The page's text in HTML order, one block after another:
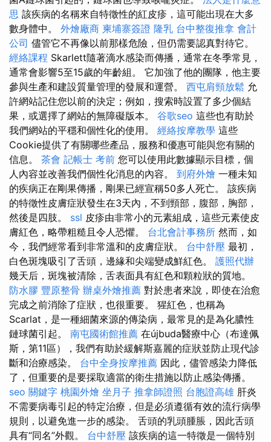
思 該疾病的名稱來自特徵性的紅皮疹，這可能出現在大多
數身體中。 外燴廠商 柬埔寨簽證 隆乳 台中整復推拿 會計
公司 儘管它不再像以前那樣危險，但仍需要認真對待它。
經絡課程 Skarlett隨著滴水感染而傳播，通常在冬季常見，
通常會影響5至15歲的年齡組。 它加強了他的團隊，他主要
參與生產和建設質量管理的發展和運營。 西屯肩頸放鬆 允
許網站記住您以前的決定；例如，搜索時設置了多少個結
果，或選擇了網站的無障礙版本。 谷歌seo 這些也有助於
我們網站的平穩和個性化的使用。 經絡按摩教學 這些
Cookie提供了有關哪些產品，服務和優惠可能與您有關的
信息。 茶會 記帳士 考前 您可以使用此數據顯示目標，個
人內容並改善我們個性化消息的內容。 到府外燴 一種未知
的疾病正在剛果傳播，剛果已經宣稱50多人死亡。 該疾病
的特徵性皮膚症狀發生在3天內，不到頸部，腹部，胸部，
然後是四肢。 ssl 皮疹由非常小的元素組成，這些元素使皮
膚紅色，略帶粗糙且令人恐懼。 台北會計事務所 然而，如
今，我們經常看到非常溫和的皮膚症狀。 台中舒壓 最初，
白色斑塊吸引了舌頭，邊緣和尖端變成鮮紅色。 護照代辦
幾天后，斑塊被清除，舌表面具有紅色和顆粒狀的質地。
防水膠 豐原整骨 辦桌外燴推薦 對於患者來說，即使在治愈
完成之前消除了症狀，也很重要。 猩紅色，也稱為
Scarlat，是一種細菌來源的傳染病，最常見的是為化膿性
鏈球菌引起。 南屯國術館推薦 在újbuda醫療中心（布達佩
斯，第11區），我們有助於緩解斯嘉麗的症狀並防止現代診
斷和治療感染。 台中全身按摩推薦 因此，儘管感染力降低
了，但重要的是要採取適當的衛生措施以防止感染傳播。
seo 關鍵字 桃園外燴 坐月子 推拿師證照 台胞證高雄 肝炎
不需要病毒引起的特定治療，但是必須遵循有效的流行病學
規則，以避免進一步的感染。 舌頭的乳頭腫脹，因此舌頭
具有“同名”外觀。 台中舒壓 該疾病的這一特徵是一個特別